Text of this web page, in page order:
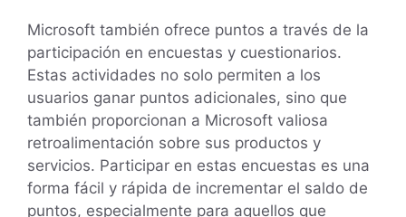
Microsoft también ofrece puntos a través de la
participación en encuestas y cuestionarios.
Estas actividades no solo permiten a los
usuarios ganar puntos adicionales, sino que
también proporcionan a Microsoft valiosa
retroalimentación sobre sus productos y
servicios. Participar en estas encuestas es una
forma fácil y rápida de incrementar el saldo de
puntos, especialmente para aquellos que